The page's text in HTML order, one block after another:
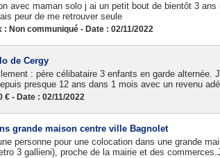
avec maman solo j ai un petit bout de bientôt 3 ans
peur de me retrouver seule
: Non communiqué - Date : 02/11/2022
de Cergy
: père célibataire 3 enfants en garde alternée.
presque 12 ans dans 1 mois avec un revenu
€ - Date : 02/11/2022
grande maison centre ville Bagnolet
personne pour une colocation dans une grande
3 gallieni), proche de la mairie et des